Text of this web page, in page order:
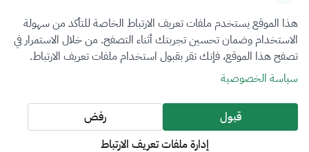
سياسة الخصوصيةشروط الاستخدامخريطة الموقع
جميع الحقوق محفوظة 2026 © ZATCA.GOV.SA
تم تطويره وصيانته بواسطة هيئة الزكاة والضريبة والجمارك
آخر تحديث للموقع في
هذا الموقع يستخدم ملفات تعريف الارتباط الخاصة للتأكد من سهولة
الاستخدام وضمان تحسين تجربتك أثناء التصفح. من خلال الاستمرار في
تصفح هذا الموقع، فإنك تقر بقبول استخدام ملفات تعريف الارتباط.
سياسة الخصوصية
قبول
رفض
إدارة ملفات تعريف الارتباط